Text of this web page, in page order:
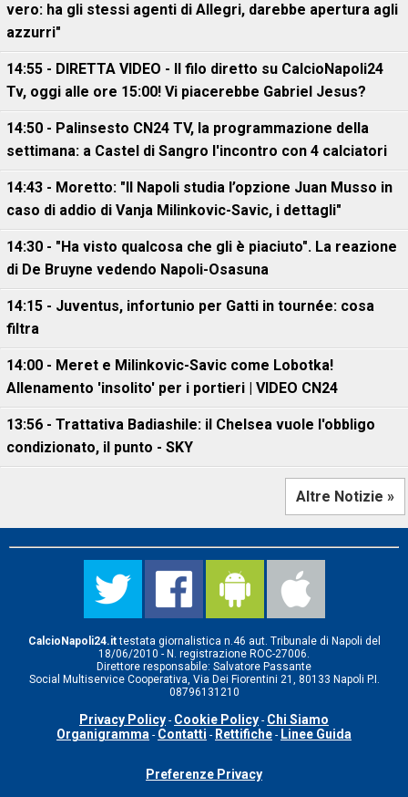
vero: ha gli stessi agenti di Allegri, darebbe apertura agli
azzurri"
14:55 - DIRETTA VIDEO - Il filo diretto su CalcioNapoli24
Tv, oggi alle ore 15:00! Vi piacerebbe Gabriel Jesus?
14:50 - Palinsesto CN24 TV, la programmazione della
settimana: a Castel di Sangro l'incontro con 4 calciatori
14:43 - Moretto: "Il Napoli studia l’opzione Juan Musso in
caso di addio di Vanja Milinkovic-Savic, i dettagli"
14:30 - "Ha visto qualcosa che gli è piaciuto". La reazione
di De Bruyne vedendo Napoli-Osasuna
14:15 - Juventus, infortunio per Gatti in tournée: cosa
filtra
14:00 - Meret e Milinkovic-Savic come Lobotka!
Allenamento 'insolito' per i portieri | VIDEO CN24
13:56 - Trattativa Badiashile: il Chelsea vuole l'obbligo
condizionato, il punto - SKY
Altre Notizie »
CalcioNapoli24.ittestata giornalistica n.46 aut. Tribunale di Napoli del
18/06/2010 - N. registrazione ROC-27006.
Direttore responsabile: Salvatore Passante
Social Multiservice Cooperativa, Via Dei Fiorentini 21, 80133 Napoli P.I.
08796131210
Privacy Policy - Cookie Policy - Chi Siamo
Organigramma - Contatti - Rettifiche - Linee Guida
Preferenze Privacy